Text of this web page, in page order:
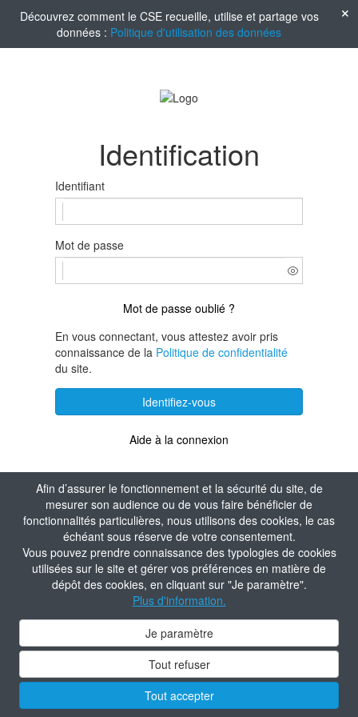
Afin d’assurer le fonctionnement et la sécurité du site, de
mesurer son audience ou de vous faire bénéficier de
fonctionnalités particulières, nous utilisons des cookies, le cas
échéant sous réserve de votre consentement.
Vous pouvez prendre connaissance des typologies de cookies
utilisées sur le site et gérer vos préférences en matière de
dépôt des cookies, en cliquant sur "Je paramètre".
Plus d'information.
Je paramètre
Tout refuser
Tout accepter
Découvrez comment le CSE recueille, utilise et partage vos
données : Politique d'utilisation des données
Identification
Identifiant
Mot de passe
Mot de passe oublié ?
En vous connectant, vous attestez avoir pris
connaissance de la Politique de confidentialité
du site.
Identifiez-vous
Aide à la connexion